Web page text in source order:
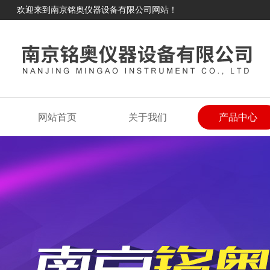
欢迎来到南京铭奥仪器设备有限公司网站！
网站首页 关于我们 产品中心